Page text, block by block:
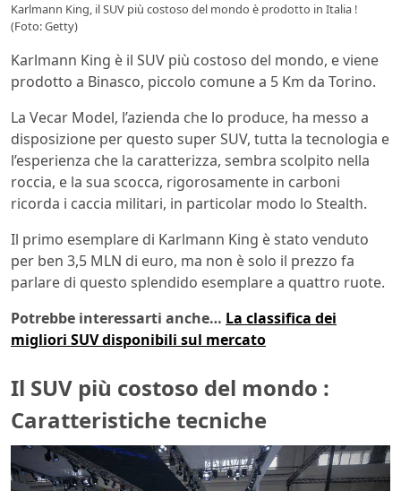
Karlmann King, il SUV più costoso del mondo è prodotto in Italia !
(Foto: Getty)
Karlmann King è il SUV più costoso del mondo, e viene
prodotto a Binasco, piccolo comune a 5 Km da Torino.
La Vecar Model, l’azienda che lo produce, ha messo a
disposizione per questo super SUV, tutta la tecnologia e
l’esperienza che la caratterizza, sembra scolpito nella
roccia, e la sua scocca, rigorosamente in carboni
ricorda i caccia militari, in particolar modo lo Stealth.
Il primo esemplare di Karlmann King è stato venduto
per ben 3,5 MLN di euro, ma non è solo il prezzo fa
parlare di questo splendido esemplare a quattro ruote.
Potrebbe interessarti anche… La classifica dei
migliori SUV disponibili sul mercato
Il SUV più costoso del mondo :
Caratteristiche tecniche